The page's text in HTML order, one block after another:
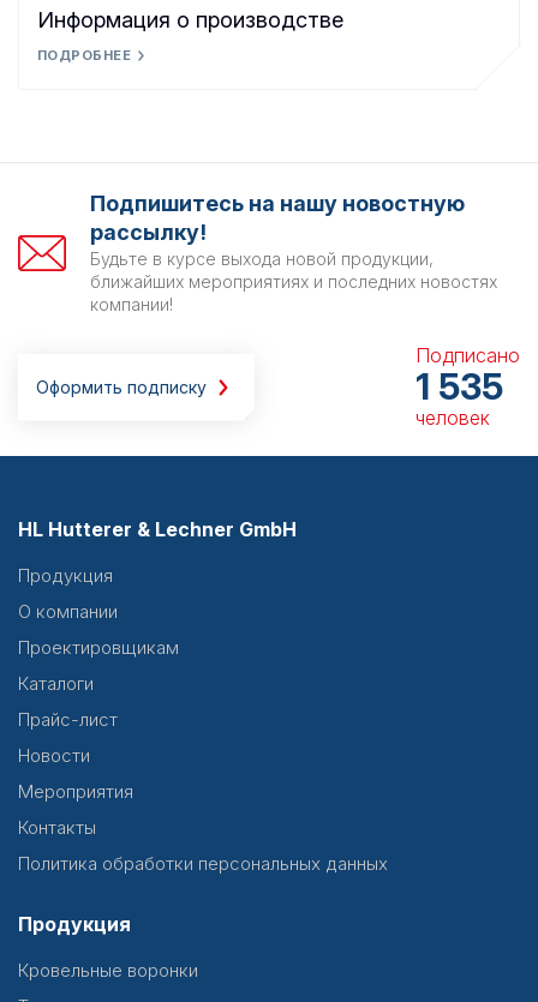
Информация о производстве
ПОДРОБНЕЕ
Подпишитесь на нашу новостную
рассылку!
Будьте в курсе выхода новой продукции,
ближайших мероприятиях и последних новостях
компании!
Оформить подписку
Подписано
1 535
человек
HL Hutterer & Lechner GmbH
Продукция
О компании
Проектировщикам
Каталоги
Прайс-лист
Новости
Мероприятия
Контакты
Политика обработки персональных данных
Продукция
Кровельные воронки